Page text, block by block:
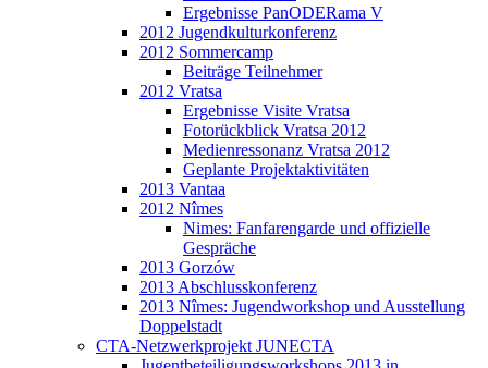
Ergebnisse PanODERama V
2012 Jugendkulturkonferenz
2012 Sommercamp
Beiträge Teilnehmer
2012 Vratsa
Ergebnisse Visite Vratsa
Fotorückblick Vratsa 2012
Medienressonanz Vratsa 2012
Geplante Projektaktivitäten
2013 Vantaa
2012 Nîmes
Nimes: Fanfarengarde und offizielle
Gespräche
2013 Gorzów
2013 Abschlusskonferenz
2013 Nîmes: Jugendworkshop und Ausstellung
Doppelstadt
CTA-Netzwerkprojekt JUNECTA